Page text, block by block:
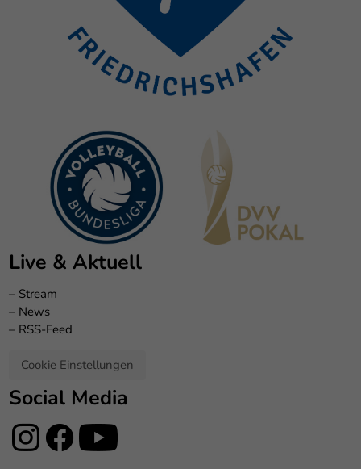
Live & Aktuell
– Stream
– News
– RSS-Feed
Cookie Einstellungen
Social Media